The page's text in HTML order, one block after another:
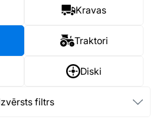
Kravas
Traktori
Diski
filtrs